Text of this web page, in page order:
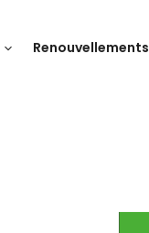
Renouvellements